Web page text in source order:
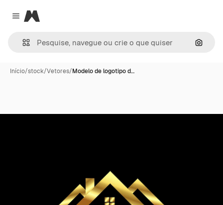
Close menu
Magnific
Início/stock/Vetores/Modelo de logotipo d…